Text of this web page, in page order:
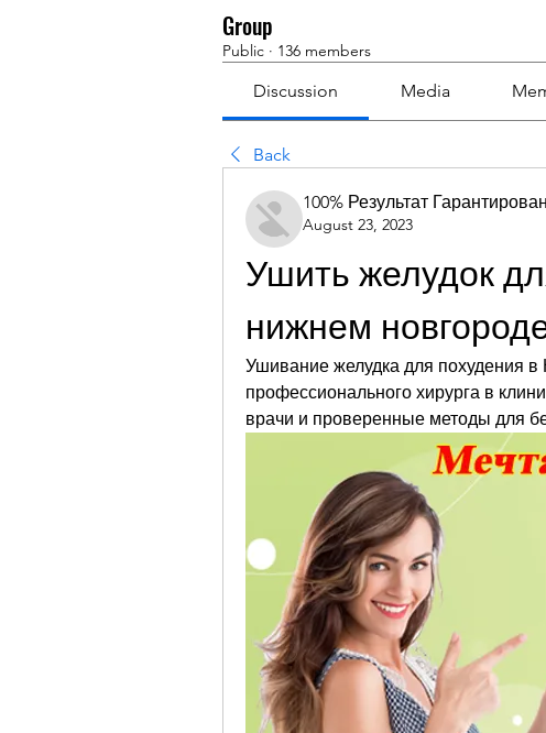
Group
Public · 136 members
Discussion Media
Back
100% Результат Гарантирован
August 23, 2023
Ушить желудок
нижнем
Ушивание желудка для похудения
профессионального хирурга в
врачи и проверенные методы для